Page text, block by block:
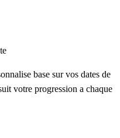
base sur vos dates de
votre progression a chaque